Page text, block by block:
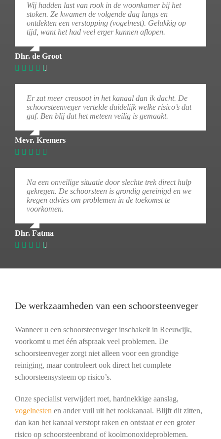
Wij hadden last van rook in de woonkamer bij het
stoken. Ze kwamen de volgende dag langs en
ontdekten een verstopping (vogelnest). Gelukkig op
tijd, want het had veel erger kunnen aflopen.
Dhr. de Groot
Er zat meer creosoot in het kanaal dan ik dacht. De
schoorsteenveger vertelde duidelijk welke risico’s dat
gaf. Ben blij dat het meteen veilig is gemaakt.
Mevr. Kremers
Na een onveilige situatie door slechte trek direct hulp
gekregen. De schoorsteen is grondig gereinigd en we
kregen advies om problemen in de toekomst te
voorkomen.
Dhr. Fatma
De werkzaamheden van een schoorsteenveger
Wanneer u een schoorsteenveger inschakelt in Reeuwijk,
voorkomt u met één afspraak veel problemen. De
schoorsteenveger zorgt niet alleen voor een grondige
reiniging, maar controleert ook direct het complete
schoorsteensysteem op risico’s.
Onze specialist verwijdert roet, hardnekkige aanslag,
vogelnesten en ander vuil uit het rookkanaal. Blijft dit zitten,
dan kan het kanaal verstopt raken en ontstaat er een groter
risico op schoorsteenbrand of koolmonoxideproblemen.